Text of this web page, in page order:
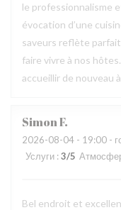
le professionnalisme
évocation d’une
saveurs reflète
faire vivre à nos
accueillir de nouveau à
SimonF
2026-08-04 - 19:00 -
Услуги : 3/5
Bel endroit et